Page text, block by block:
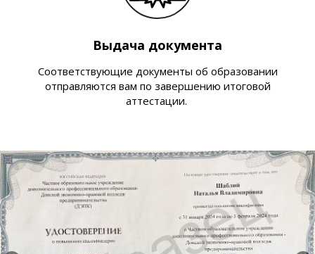
Выдача документа
Соответствующие документы об образовании
отправляются вам по завершению итоговой
аттестации.